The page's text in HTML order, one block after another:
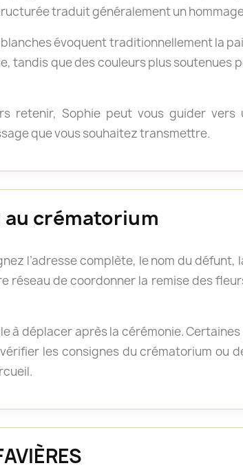
traduit généralement un
évoquent traditionnellement la
tandis que des couleurs plus soutenues
retenir, Sophie peut vous guider vers
que vous souhaitez transmettre.
au crématorium
l’adresse complète, le nom du défunt,
réseau de coordonner la remise des
à déplacer après la cérémonie.
les consignes du crématorium ou